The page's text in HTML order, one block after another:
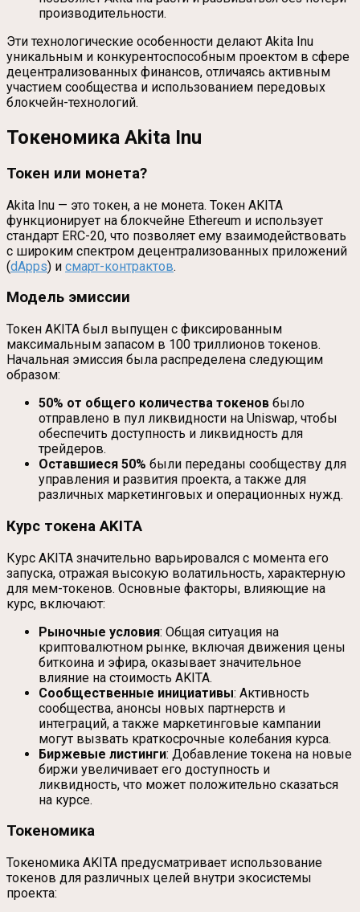
производительности.
Эти технологические особенности делают Akita Inu
уникальным и конкурентоспособным проектом в сфере
децентрализованных финансов, отличаясь активным
участием сообщества и использованием передовых
блокчейн-технологий.
Токеномика Akita Inu
Токен или монета?
Akita Inu — это токен, а не монета. Токен AKITA
функционирует на блокчейне Ethereum и использует
стандарт ERC-20, что позволяет ему взаимодействовать
с широким спектром децентрализованных приложений
(dApps) и смарт-контрактов.
Модель эмиссии
Токен AKITA был выпущен с фиксированным
максимальным запасом в 100 триллионов токенов.
Начальная эмиссия была распределена следующим
образом:
50% от общего количества токенов было
отправлено в пул ликвидности на Uniswap, чтобы
обеспечить доступность и ликвидность для
трейдеров.
Оставшиеся 50% были переданы сообществу для
управления и развития проекта, а также для
различных маркетинговых и операционных нужд.
Курс токена AKITA
Курс AKITA значительно варьировался с момента его
запуска, отражая высокую волатильность, характерную
для мем-токенов. Основные факторы, влияющие на
курс, включают:
Рыночные условия: Общая ситуация на
криптовалютном рынке, включая движения цены
биткоина и эфира, оказывает значительное
влияние на стоимость AKITA.
Сообщественные инициативы: Активность
сообщества, анонсы новых партнерств и
интеграций, а также маркетинговые кампании
могут вызвать краткосрочные колебания курса.
Биржевые листинги: Добавление токена на новые
биржи увеличивает его доступность и
ликвидность, что может положительно сказаться
на курсе.
Токеномика
Токеномика AKITA предусматривает использование
токенов для различных целей внутри экосистемы
проекта: